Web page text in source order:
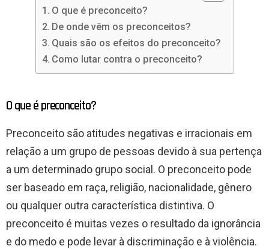
O que é preconceito?
De onde vêm os preconceitos?
Quais são os efeitos do preconceito?
Como lutar contra o preconceito?
O que é preconceito?
Preconceito são atitudes negativas e irracionais em
relação a um grupo de pessoas devido à sua pertença
a um determinado grupo social. O preconceito pode
ser baseado em raça, religião, nacionalidade, gênero
ou qualquer outra característica distintiva. O
preconceito é muitas vezes o resultado da ignorância
e do medo e pode levar à discriminação e à violência.